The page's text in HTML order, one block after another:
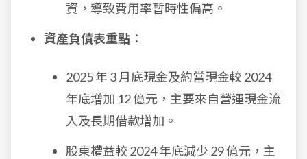
資，導致費用率暫時性偏高。
資產負債表重點 ：
2025 年 3 月底現金及約當現金較 2024
年底增加 12 億元，主要來自營運現金流
入及長期借款增加。
股東權益較 2024 年底減少 29 億元，主